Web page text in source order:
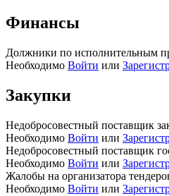
Финансы
Должники по исполнительным
Необходимо Войти или
Закупки
Недобросовестный поставщик
Необходимо Войти или
Недобросовестный поставщик
Необходимо Войти или
Жалобы на организатора
Необходимо Войти или